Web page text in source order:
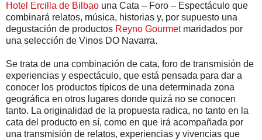
Hotel Ercilla de Bilbao una Cata – Foro – Espectáculo que
combinará relatos, música, historias y, por supuesto una
degustación de productos Reyno Gourmetmaridados por
una selección de Vinos DO Navarra.
Se trata de una combinación de cata, foro de transmisión de
experiencias y espectáculo, que está pensada para dar a
conocer los productos típicos de una determinada zona
geográfica en otros lugares donde quizá no se conocen
tanto. La originalidad de la propuesta radica, no tanto en la
cata del producto en sí, como en que irá acompañada por
una transmisión de relatos, experiencias y vivencias que